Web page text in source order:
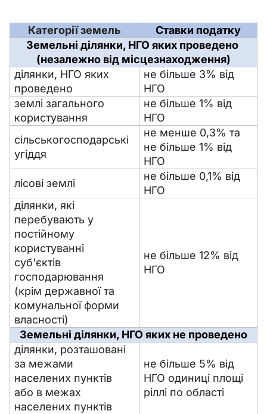
Категорії земель
Ставки податку
Земельні ділянки, НГО яких проведено
(незалежно від місцезнаходження)
ділянки, НГО яких
проведено
не більше 3% від
НГО
землі загального
користування
не більше 1% від
НГО
сільськогосподарські
угіддя
не менше 0,3% та
не більше 1% від
НГО
лісові землі
не більше 0,1% від
НГО
ділянки, які
перебувають у
постійному
користуванні
суб'єктів
господарювання
(крім державної та
комунальної форми
власності)
не більше 12% від
НГО
Земельні ділянки, НГО яких не проведено
ділянки, розташовані
за межами
населених пунктів
або в межах
населених пунктів
не більше 5% від
НГО одиниці площі
ріллі по області